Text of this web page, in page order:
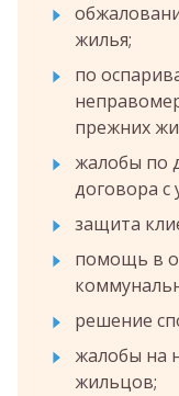
жилья;
по
прежних
жалобы по
договора
защита
помощь в
решение
жалобы на
жильцов;